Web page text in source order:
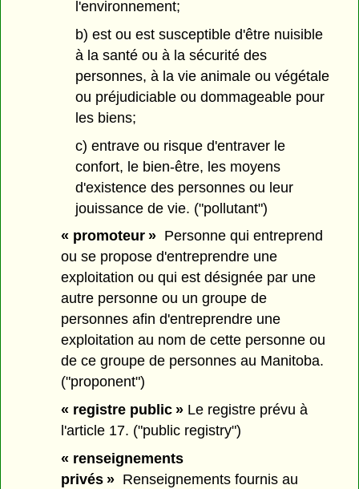
l'environnement;
b) est ou est susceptible d'être nuisible
à la santé ou à la sécurité des
personnes, à la vie animale ou végétale
ou préjudiciable ou dommageable pour
les biens;
c) entrave ou risque d'entraver le
confort, le bien-être, les moyens
d'existence des personnes ou leur
jouissance de vie. ("pollutant")
« promoteur » Personne qui entreprend
ou se propose d'entreprendre une
exploitation ou qui est désignée par une
autre personne ou un groupe de
personnes afin d'entreprendre une
exploitation au nom de cette personne ou
de ce groupe de personnes au Manitoba.
("proponent")
« registre public » Le registre prévu à
l'article 17. ("public registry")
« renseignements
privés » Renseignements fournis au